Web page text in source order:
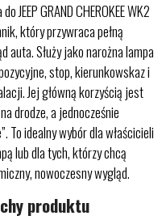
GRAND CHEROKEE WK2
który przywraca pełną
auta. Służy jako narożna lampa
stop, kierunkowskaz i
Jej główną korzyścią jest
drodze, a jednocześnie
To idealny wybór dla właścicieli
lub dla tych, którzy chcą
nowoczesny wygląd.
produktu